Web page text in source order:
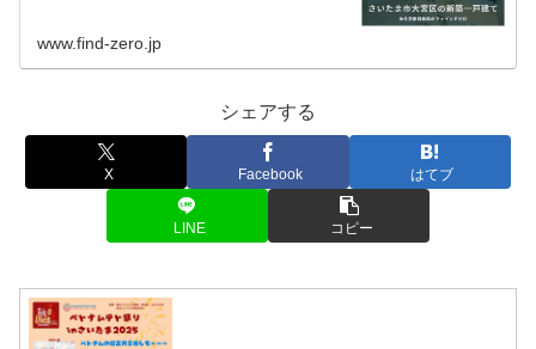
www.find-zero.jp
シェアする
X Facebook はてブ
LINE コピー